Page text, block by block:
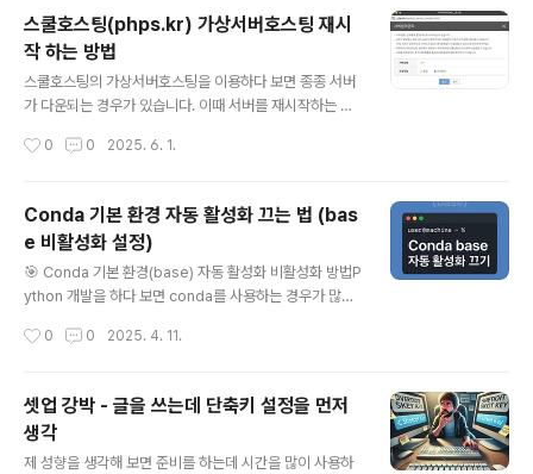
Python 버전 설정 (예시)pyenv local 3.12.2# 가상환
경 설정python -m venv .venvsource .venv/bin/act
ivate# MkDocs 설치pip install mkdocs mkdocs-
material# MkDocs 프로젝트 생성mkdocs new .✅
GitHub 저장소 연결GitHub에 저장소를 만든 후 연결합
스쿨호스팅(phps.kr) 가상서버호스팅 재시
작 하는 방법
스쿨호스팅의 가상서버호스팅을 이용하다 보면 종종 서버
가 다운되는 경우가 있습니다. 이때 서버를 재시작하는 방
이동합니다. 서비스관리 > 기본관리 > 서버원격관리 버튼
태가 ON 인 경우 기본적으로 요청작업은 "종료"가 선택되
어 있습니다. "확인" 버튼을 누르면 서버종료 작업이 진행
됩니다. 하지만 서버상태가 좋지 않은 경우 "원격관리 설정
을 실패하였습니다." 메시지가 나타나면서 종료에 실패하
게 됩니다. 이럴 때는 "강제종료"기능을 이용하여 서버를
다. 요청작업은 "시작"밖에 없습니다. "확인"버튼을 누르면
0 0 2025. 6. 1.
Conda 기본 환경 자동 활성화 끄는 법 (bas
e 비활성화 설정)
🎯 Conda 기본 환경(base) 자동 활성화 비활성화 방법P
ython 개발을 하다 보면 conda를 사용하는 경우가 많습
항상 base 환경이 자동으로 활성화되어 있는 걸 볼 수 있
가 없다면, 자동 활성화를 꺼두는 게 깔끔합니다. 오늘은 그
방법을 간단하게 소개합니다.🛠️ auto_activate_base
란?auto_activate_base는 Conda가 터미널 실행 시
0 0 2025. 4. 11.
셋업 강박 - 글을 쓰는데 단축키 설정을 먼저
생각
제 성향을 생각해 보면 준비를 하는데 시간을 많이 사용하